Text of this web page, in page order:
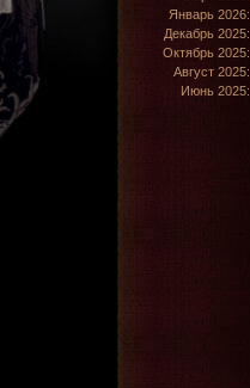
Январь 2026:
Декабрь 2025:
Октябрь 2025:
Август 2025:
Июнь 2025: